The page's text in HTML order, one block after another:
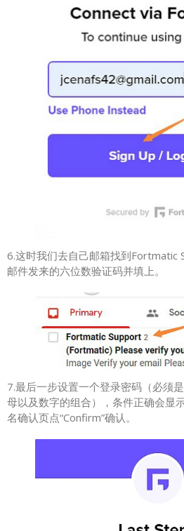
6.这时我们去自己邮箱找到Fortmatic
邮件发来的六位数验证码并填上。
7.最后一步设置一个登录密码（必须
母以及数字的组合），条件正确会显
名确认页点“Confirm”确认。